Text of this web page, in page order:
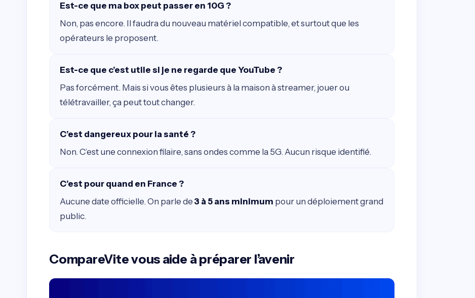
Est-ce que ma box peut passer en 10G ?
Non, pas encore. Il faudra du nouveau matériel compatible, et surtout que les
opérateurs le proposent.
Est-ce que c’est utile si je ne regarde que YouTube ?
Pas forcément. Mais si vous êtes plusieurs à la maison à streamer, jouer ou
télétravailler, ça peut tout changer.
C’est dangereux pour la santé ?
Non. C’est une connexion filaire, sans ondes comme la 5G. Aucun risque identifié.
C’est pour quand en France ?
Aucune date officielle. On parle de 3 à 5 ans minimum pour un déploiement grand
public.
CompareVite vous aide à préparer l’avenir